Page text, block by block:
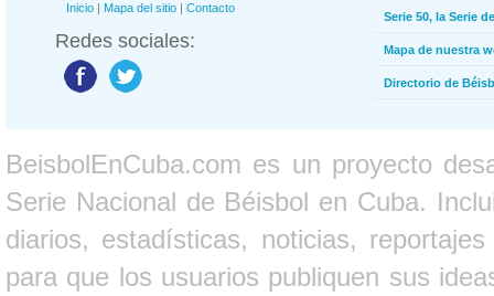
Inicio | Mapa del sitio | Contacto
Redes sociales:
Serie 50, la Serie
Mapa de nuestra
Directorio de
BeisbolEnCuba.com es un proyecto
Serie Nacional de Béisbol en Cuba.
diarios, estadísticas, noticias,
para que los usuarios publiquen sus